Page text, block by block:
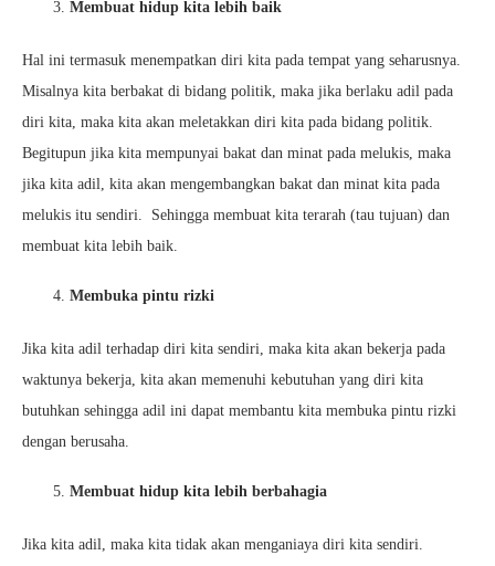
Membuat hidup kita lebih baik
Hal ini termasuk menempatkan diri kita pada tempat yang seharusnya.
Misalnya kita berbakat di bidang politik, maka jika berlaku adil pada
diri kita, maka kita akan meletakkan diri kita pada bidang politik.
Begitupun jika kita mempunyai bakat dan minat pada melukis, maka
jika kita adil, kita akan mengembangkan bakat dan minat kita pada
melukis itu sendiri. Sehingga membuat kita terarah (tau tujuan) dan
membuat kita lebih baik.
Membuka pintu rizki
Jika kita adil terhadap diri kita sendiri, maka kita akan bekerja pada
waktunya bekerja, kita akan memenuhi kebutuhan yang diri kita
butuhkan sehingga adil ini dapat membantu kita membuka pintu rizki
dengan berusaha.
Membuat hidup kita lebih berbahagia
Jika kita adil, maka kita tidak akan menganiaya diri kita sendiri.